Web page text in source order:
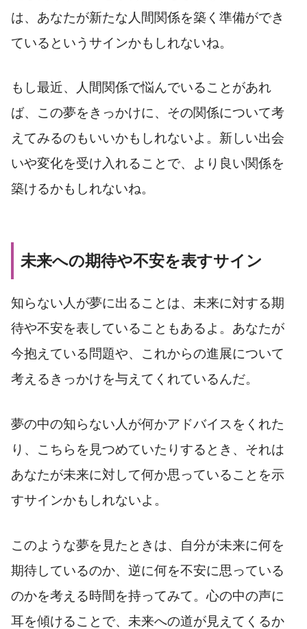
は、あなたが新たな人間関係を築く準備ができ
ているというサインかもしれないね。
もし最近、人間関係で悩んでいることがあれ
ば、この夢をきっかけに、その関係について考
えてみるのもいいかもしれないよ。新しい出会
いや変化を受け入れることで、より良い関係を
築けるかもしれないね。
未来への期待や不安を表すサイン
知らない人が夢に出ることは、未来に対する期
待や不安を表していることもあるよ。あなたが
今抱えている問題や、これからの進展について
考えるきっかけを与えてくれているんだ。
夢の中の知らない人が何かアドバイスをくれた
り、こちらを見つめていたりするとき、それは
あなたが未来に対して何か思っていることを示
すサインかもしれないよ。
このような夢を見たときは、自分が未来に何を
期待しているのか、逆に何を不安に思っている
のかを考える時間を持ってみて。心の中の声に
耳を傾けることで、未来への道が見えてくるか